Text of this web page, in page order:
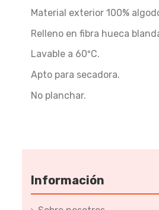
Material exterior 100%
Relleno en fibra hueca
Lavable a 60ºC.
Apto para secadora.
No planchar.
Información